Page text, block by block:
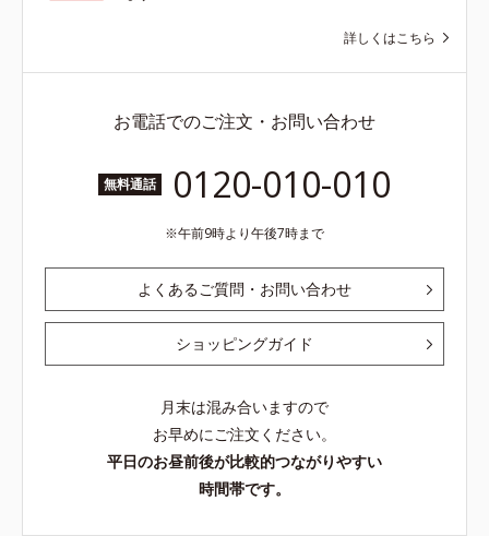
詳しくはこちら
お電話でのご注文・お問い合わせ
無料通話 0120-010-010
午前9時より午後7時まで
よくあるご質問・お問い合わせ
ショッピングガイド
月末は混み合いますので
お早めにご注文ください。
平日のお昼前後が比較的つながりやすい
時間帯です。